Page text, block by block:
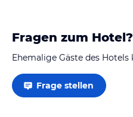
Fragen zum Hotel?
Ehemalige Gäste des
Frage stellen